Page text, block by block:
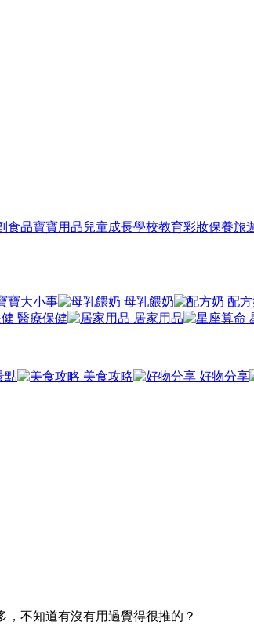
食品寶寶用品兒童成長學校教育彩妝保養旅
寶大小事 母乳餵奶 配
醫療保健 居家用品
點 美食攻略 好物分享
不知道有沒有用過覺得很推的？